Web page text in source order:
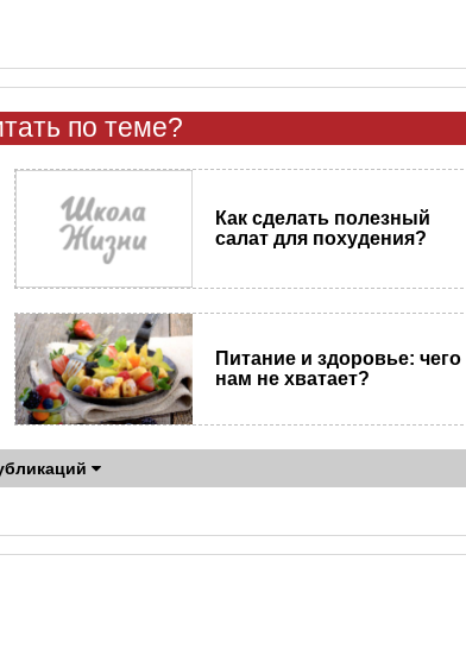
по теме?
Как сделать полезный
салат для похудения?
Питание и здоровье: чего
нам не хватает?